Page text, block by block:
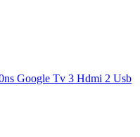
Google Tv 3 Hdmi 2 Usb